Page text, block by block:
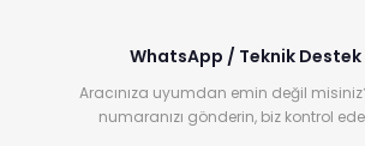
WhatsApp / Teknik Destek
Aracınıza uyumdan emin değil
numaranızı gönderin, biz kontrol